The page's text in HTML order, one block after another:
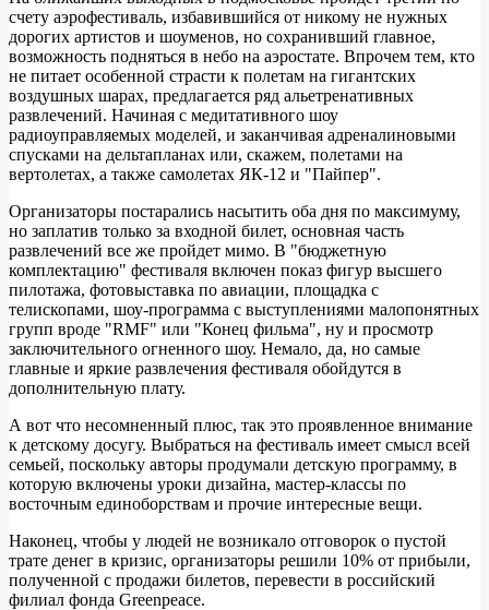
счету аэрофестиваль, избавившийся от никому не нужных
дорогих артистов и шоуменов, но сохранивший главное,
возможность подняться в небо на аэростате. Впрочем тем, кто
не питает особенной страсти к полетам на гигантских
воздушных шарах, предлагается ряд альетренативных
развлечений. Начиная с медитативного шоу
радиоуправляемых моделей, и заканчивая адреналиновыми
спусками на дельтапланах или, скажем, полетами на
вертолетах, а также самолетах ЯК-12 и "Пайпер".
Организаторы постарались насытить оба дня по максимуму,
но заплатив только за входной билет, основная часть
развлечений все же пройдет мимо. В "бюджетную
комплектацию" фестиваля включен показ фигур высшего
пилотажа, фотовыставка по авиации, площадка с
телископами, шоу-программа с выступлениями малопонятных
групп вроде "RMF" или "Конец фильма", ну и просмотр
заключительного огненного шоу. Немало, да, но самые
главные и яркие развлечения фестиваля обойдутся в
дополнительную плату.
А вот что несомненный плюс, так это проявленное внимание
к детскому досугу. Выбраться на фестиваль имеет смысл всей
семьей, поскольку авторы продумали детскую программу, в
которую включены уроки дизайна, мастер-классы по
восточным единоборствам и прочие интересные вещи.
Наконец, чтобы у людей не возникало отговорок о пустой
трате денег в кризис, организаторы решили 10% от прибыли,
полученной с продажи билетов, перевести в российский
филиал фонда Greenpeace.